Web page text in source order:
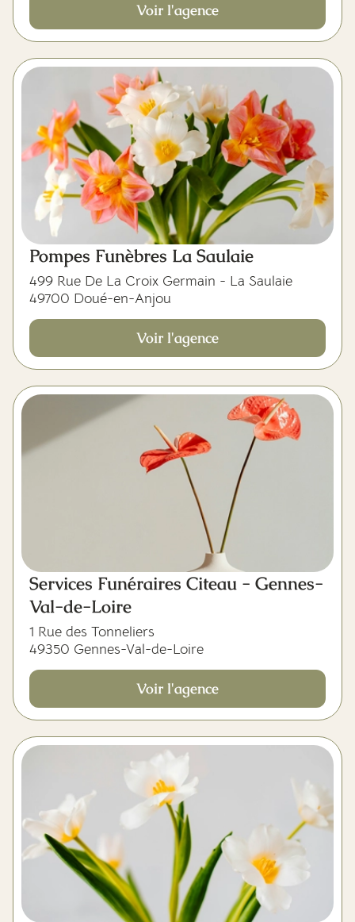
Voir l'agence
Pompes Funèbres La Saulaie
499 Rue De La Croix Germain - La Saulaie
49700 Doué-en-Anjou
Voir l'agence
Services Funéraires Citeau - Gennes-
Val-de-Loire
1 Rue des Tonneliers
49350 Gennes-Val-de-Loire
Voir l'agence